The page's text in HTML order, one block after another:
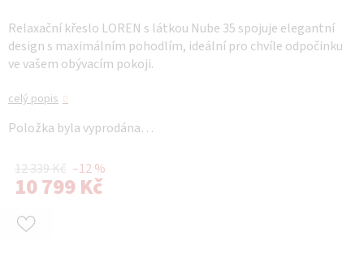
Relaxační křeslo LOREN s látkou Nube 35 spojuje elegantní
design s maximálním pohodlím, ideální pro chvíle odpočinku
ve vašem obývacím pokoji.
celý popis
Položka byla vyprodána…
12 339 Kč –12 %
10 799 Kč